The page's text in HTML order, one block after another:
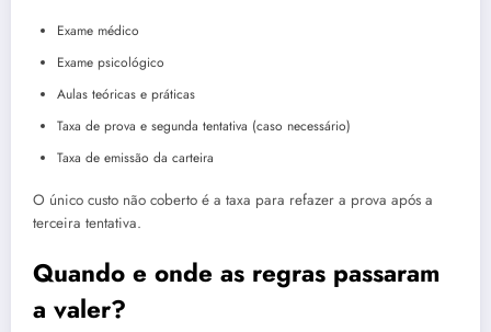
Exame médico
Exame psicológico
Aulas teóricas e práticas
Taxa de prova e segunda tentativa (caso necessário)
Taxa de emissão da carteira
O único custo não coberto é a taxa para refazer a prova após a
terceira tentativa.
Quando e onde as regras passaram
a valer?